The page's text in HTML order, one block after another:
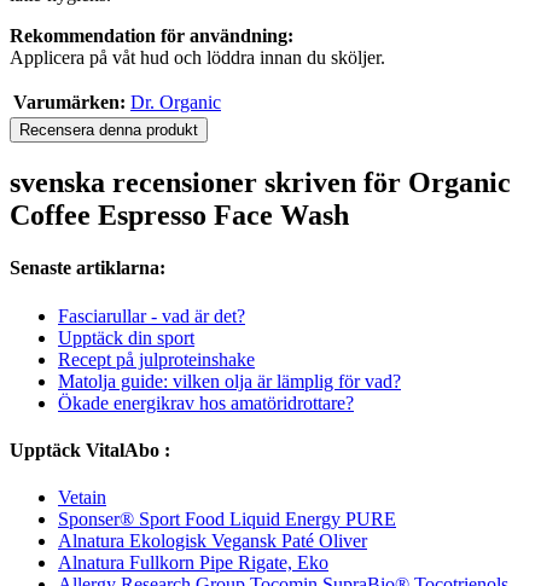
Rekommendation för användning:
Applicera på våt hud och löddra innan du sköljer.
Varumärken: Dr. Organic
Recensera denna produkt
svenska recensioner skriven för Organic
Coffee Espresso Face Wash
Senaste artiklarna:
Fasciarullar - vad är det?
Upptäck din sport
Recept på julproteinshake
Matolja guide: vilken olja är lämplig för vad?
Ökade energikrav hos amatöridrottare?
Upptäck VitalAbo :
Vetain
Sponser® Sport Food Liquid Energy PURE
Alnatura Ekologisk Vegansk Paté Oliver
Alnatura Fullkorn Pipe Rigate, Eko